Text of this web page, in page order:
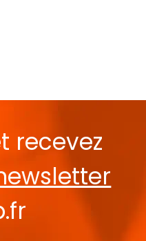
recevez